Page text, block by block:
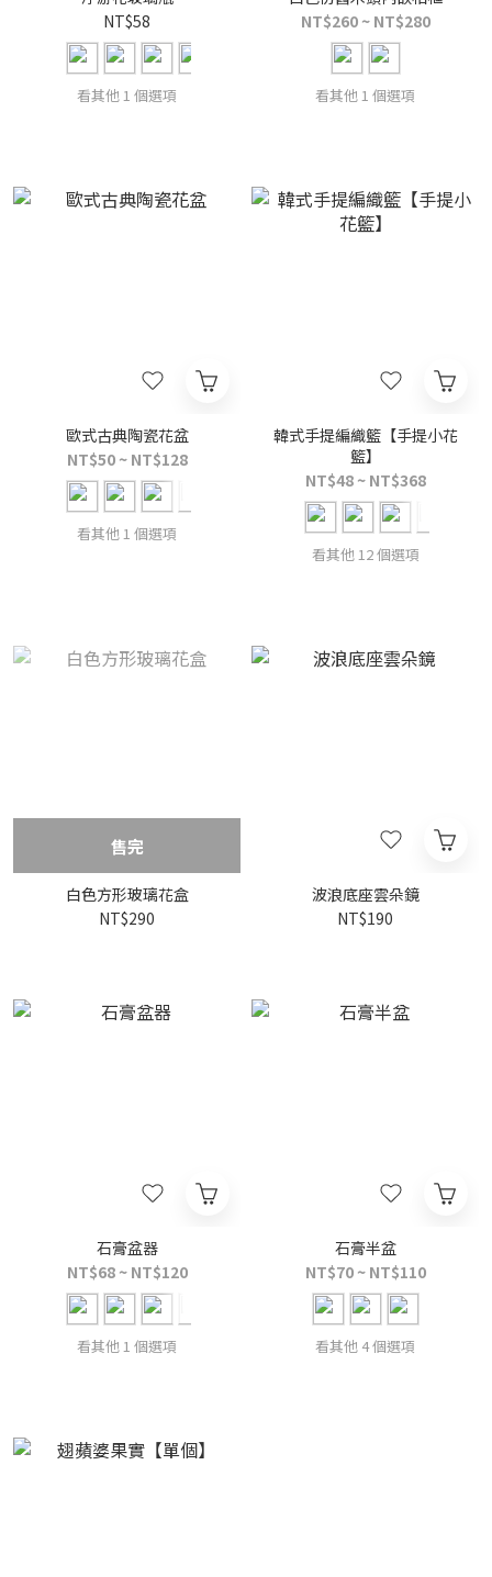
NT$58
看其他 1 個選項
NT$260 ~ NT$280
看其他 1 個選項
歐式古典陶瓷花盆
NT$50 ~ NT$128
看其他 1 個選項
韓式手提編織籃【手提小花
籃】
NT$48 ~ NT$368
看其他 12 個選項
售完
白色方形玻璃花盒
NT$290
波浪底座雲朵鏡
NT$190
石膏盆器
NT$68 ~ NT$120
看其他 1 個選項
石膏半盆
NT$70 ~ NT$110
看其他 4 個選項